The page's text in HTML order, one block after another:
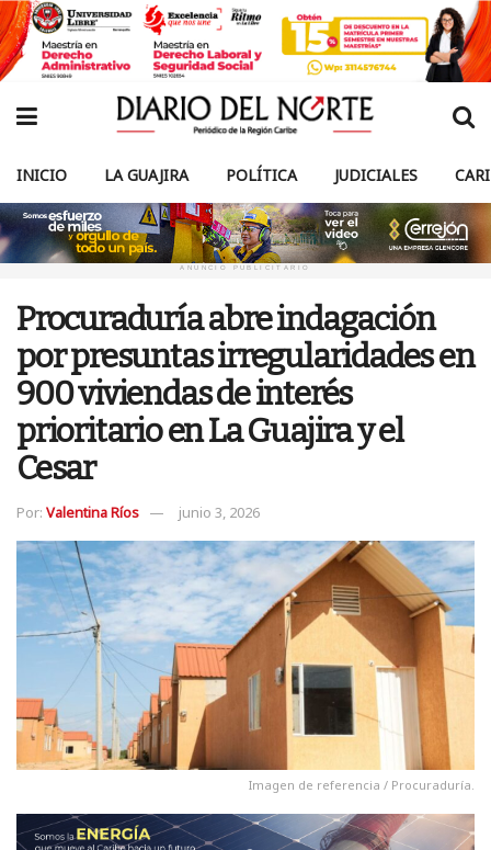
INICIO LA GUAJIRA POLÍTICA JUDICIALES
ANUNCIO PUBLICITARIO
Procuraduría abre indagación
por presuntas irregularidades en
900 viviendas de interés
prioritario en La Guajira y el
Cesar
Por: Valentina Ríos junio 3, 2026
Imagen de referencia / Procuraduría.